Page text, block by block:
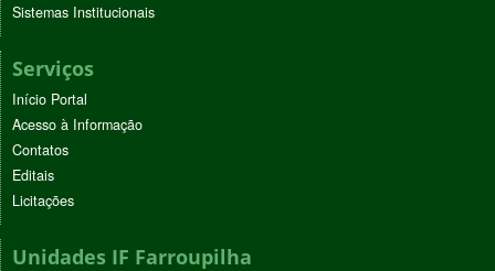
Sistemas Institucionais
Serviços
Início Portal
Acesso à Informação
Contatos
Editais
Licitações
Unidades IF Farroupilha